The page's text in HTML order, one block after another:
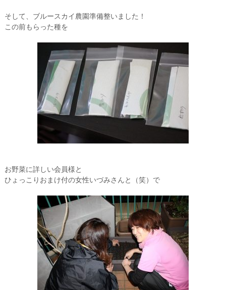
そして、ブルースカイ農園準備整いました！
この前もらった種を
お野菜に詳しい会員様と
ひょっこりおまけ付の女性いづみさんと（笑）で